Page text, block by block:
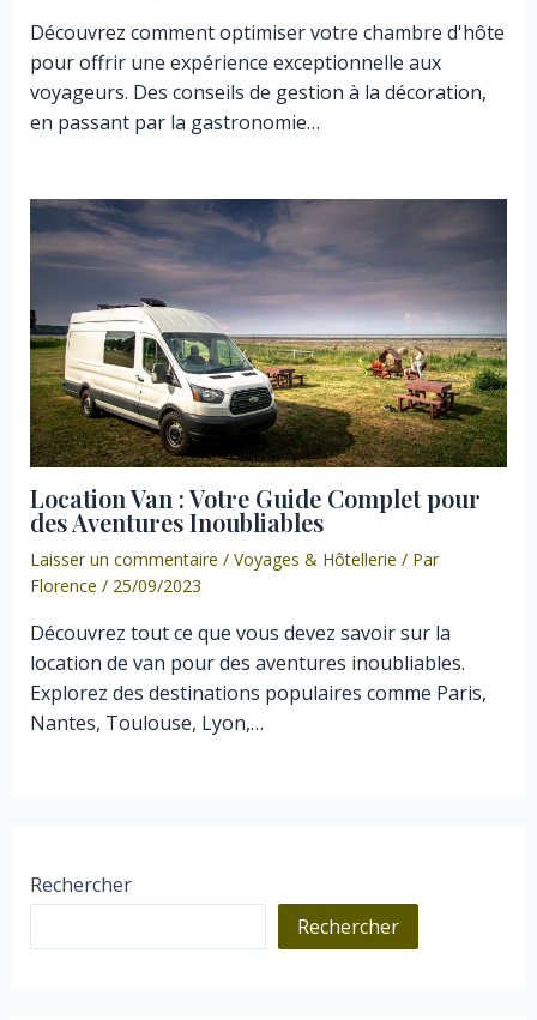
Découvrez comment optimiser votre chambre d'hôte
pour offrir une expérience exceptionnelle aux
voyageurs. Des conseils de gestion à la décoration,
en passant par la gastronomie…
Location Van : Votre Guide Complet pour
des Aventures Inoubliables
Laisser un commentaire / Voyages & Hôtellerie / Par
Florence / 25/09/2023
Découvrez tout ce que vous devez savoir sur la
location de van pour des aventures inoubliables.
Explorez des destinations populaires comme Paris,
Nantes, Toulouse, Lyon,…
Rechercher
Rechercher